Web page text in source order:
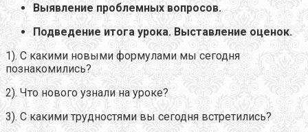
Выявление проблемных вопросов.
Подведение итога урока. Выставление оценок.
1). С какими новыми формулами мы сегодня
познакомились?
2). Что нового узнали на уроке?
3). С какими трудностями вы сегодня встретились?